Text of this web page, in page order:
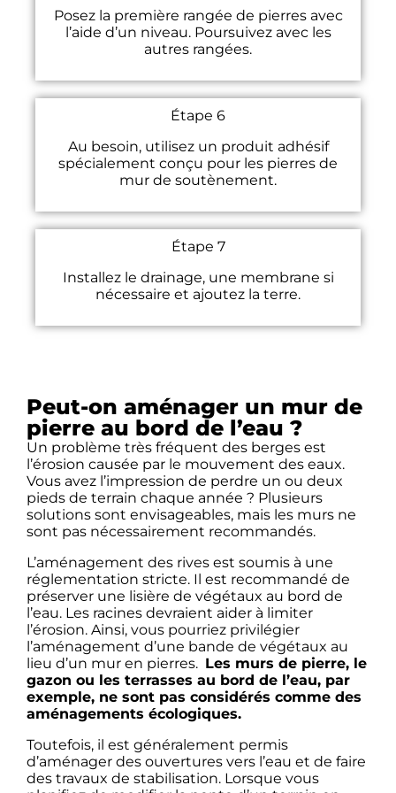
Posez la première rangée de pierres avec
l’aide d’un niveau. Poursuivez avec les
autres rangées.
Étape 6
Au besoin, utilisez un produit adhésif
spécialement conçu pour les pierres de
mur de soutènement.
Étape 7
Installez le drainage, une membrane si
nécessaire et ajoutez la terre.
Peut-on aménager un mur de
pierre au bord de l’eau ?
Un problème très fréquent des berges est
l’érosion causée par le mouvement des eaux.
Vous avez l’impression de perdre un ou deux
pieds de terrain chaque année ? Plusieurs
solutions sont envisageables, mais les murs ne
sont pas nécessairement recommandés.
L’aménagement des rives est soumis à une
réglementation stricte. Il est recommandé de
préserver une lisière de végétaux au bord de
l’eau. Les racines devraient aider à limiter
l’érosion. Ainsi, vous pourriez privilégier
l’aménagement d’une bande de végétaux au
lieu d’un mur en pierres. Les murs de pierre, le
gazon ou les terrasses au bord de l’eau, par
exemple, ne sont pas considérés comme des
aménagements écologiques.
​​Toutefois, il est généralement permis
d’aménager des ouvertures vers l’eau et de faire
des travaux de stabilisation. Lorsque vous